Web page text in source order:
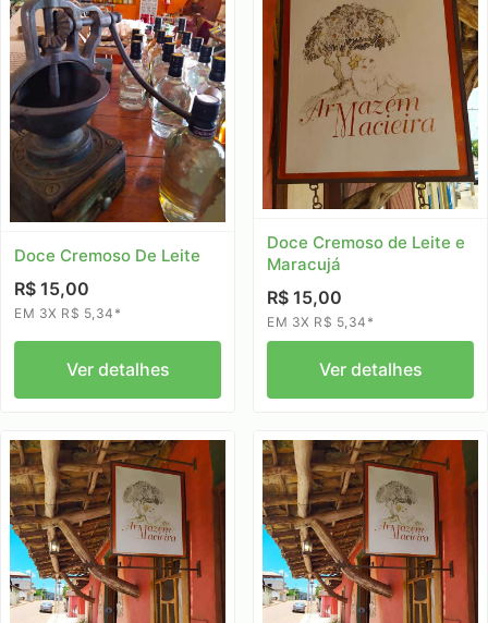
Doce Cremoso De Leite
R$ 15,00
EM 3X R$ 5,34*
Ver detalhes
Doce Cremoso de Leite e
Maracujá
R$ 15,00
EM 3X R$ 5,34*
Ver detalhes